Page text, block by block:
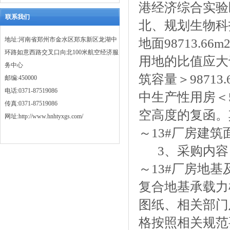
联系我们
地址:河南省郑州市金水区郑东新区龙湖中
环路如意西路交叉口向北100米航空经济服
务中心
邮编:450000
电话:0371-87519086
传真:0371-87519086
网址:http://www.hnhtyxgs.com/
港经济综合实
北、规划生物
地面
用地的比值应
筑容量＞
中生产性用房
空高度的复函
～13#厂房建筑
3、 采购内容
～13#厂房地
复合地基承载
图纸、相关部
格按照相关规